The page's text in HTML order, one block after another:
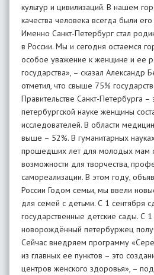
культур и цивилизаций. В нашем
качества человека всегда были
Именно Санкт-Петербург стал
в России. Мы и сегодня остаемся
особое уважение к женщине и ее
государства», – сказал Александр
отметил, что свыше 75%
Правительстве Санкт-Петербурга
петербургской науке женщины
исследователей. В области
выше – 52%. В гуманитарных
прошедших лет для молодых мам
возможности для творчества,
самореализации. В этом году,
России Годом семьи, мы ввели
для семей с детьми. С 1 сентября
государственные детские сады. С 1
новорождённый петербуржец
Сейчас внедряем программу
из главных ее пунктов – это
центров женского здоровья», –